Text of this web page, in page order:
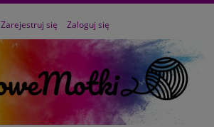
Zarejestruj się Zaloguj się